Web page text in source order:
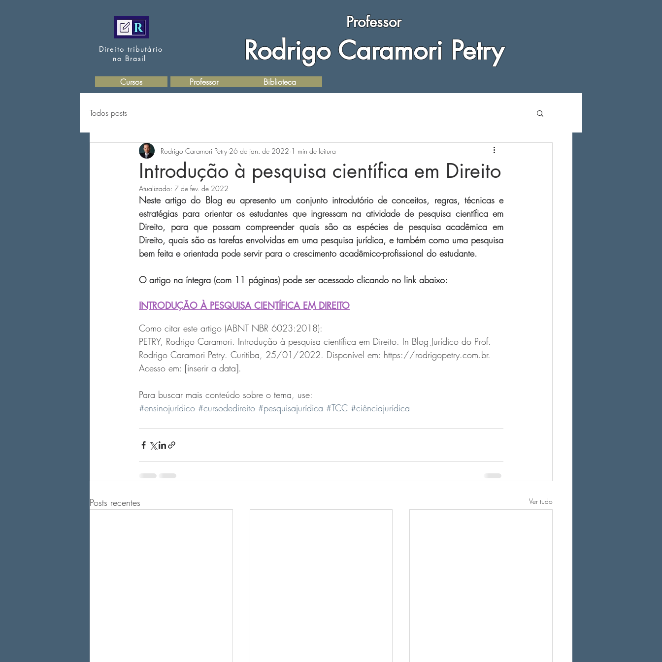
Direito tributário
no Brasil
Professor
Rodrigo Caramori Petry
Cursos Professor Biblioteca
Todos posts
Introdução à pesquisa científica em Direito
Rodrigo Caramori Petry 26 de jan. de 2022 1 min de leitura
Atualizado: 7 de fev. de 2022
Neste artigo do Blog eu apresento um conjunto introdutório de conceitos, regras, técnicas e
estratégias para orientar os estudantes que ingressam na atividade de pesquisa científica em
Direito, para que possam compreender quais são as espécies de pesquisa acadêmica em
Direito, quais são as tarefas envolvidas em uma pesquisa jurídica, e também como uma pesquisa
bem feita e orientada pode servir para o crescimento acadêmico-profissional do estudante.
O artigo na íntegra (com 11 páginas) pode ser acessado clicando no link abaixo:
INTRODUÇÃO À PESQUISA CIENTÍFICA EM DIREITO
Como citar este artigo (ABNT NBR 6023:2018):
PETRY, Rodrigo Caramori. Introdução à pesquisa científica em Direito. In Blog Jurídico do Prof.
Rodrigo Caramori Petry. Curitiba, 25/01/2022. Disponível em: https://rodrigopetry.com.br.
Acesso em: [inserir a data].
Para buscar mais conteúdo sobre o tema, use:
#ensinojurídico #cursodedireito #pesquisajurídica #TCC #ciênciajurídica
Posts recentes Ver tudo